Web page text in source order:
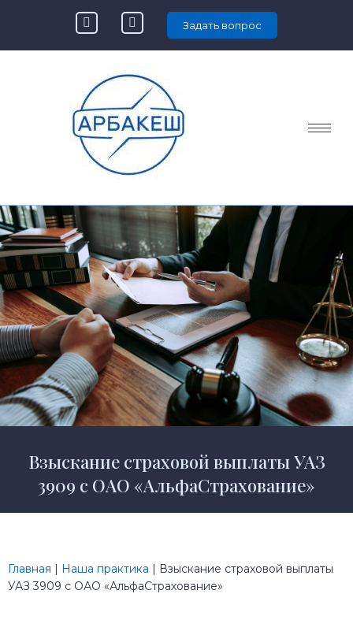
Задать вопрос
Взыскание страховой выплаты УАЗ
3909 с ОАО «АльфаСтрахование»
Главная | Наша практика | Взыскание страховой выплаты
УАЗ 3909 с ОАО «АльфаСтрахование»